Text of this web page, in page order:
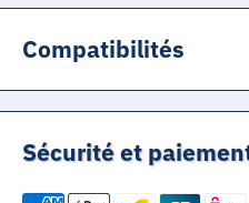
Compatibilités
5200, Nikon Coolpix 5900,
S10, Nikon Coolpix P3, Nikon
Sécurité et